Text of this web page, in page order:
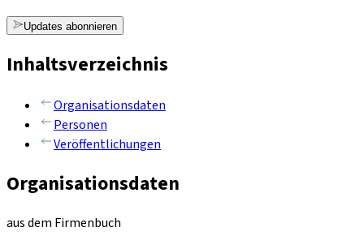
Updates abonnieren
Inhaltsverzeichnis
Organisationsdaten
Personen
Veröffentlichungen
Organisationsdaten
aus dem Firmenbuch